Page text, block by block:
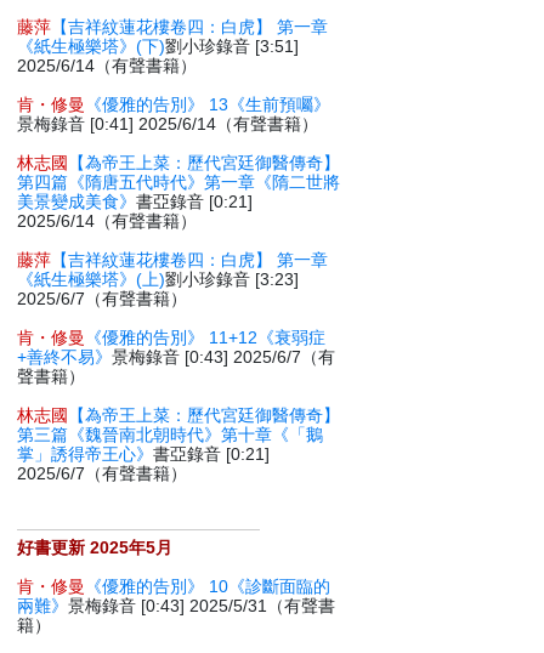
藤萍 【吉祥紋蓮花樓卷四：白虎】 第一章
《紙生極樂塔》(下)劉小珍錄音 [3:51]
2025/6/14（有聲書籍）
肯・修曼
《優雅的告別》 13《生前預囑》
景梅錄音 [0:41] 2025/6/14（有聲書籍）
林志國
【為帝王上菜：歷代宮廷御醫傳奇】
第四篇《隋唐五代時代》第一章《隋二世將
美景變成美食》書亞錄音 [0:21]
2025/6/14（有聲書籍）
藤萍 【吉祥紋蓮花樓卷四：白虎】 第一章
《紙生極樂塔》(上)劉小珍錄音 [3:23]
2025/6/7（有聲書籍）
肯・修曼
《優雅的告別》 11+12《衰弱症
+善終不易》景梅錄音 [0:43] 2025/6/7（有
聲書籍）
林志國
【為帝王上菜：歷代宮廷御醫傳奇】
第三篇《魏晉南北朝時代》第十章《「鵝
掌」誘得帝王心》書亞錄音 [0:21]
2025/6/7（有聲書籍）
好書更新 2025年5月
肯・修曼
《優雅的告別》 10《診斷面臨的
兩難》景梅錄音 [0:43] 2025/5/31（有聲書
籍）